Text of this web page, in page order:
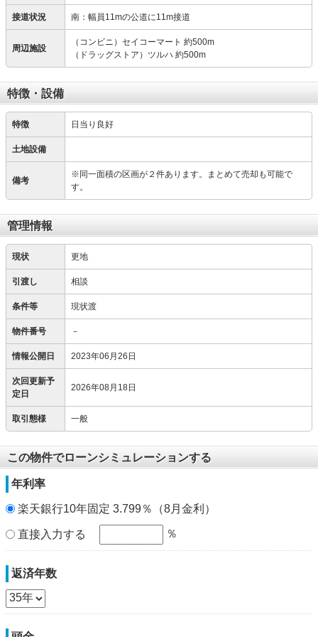
接道状況 南：幅員11mの公道に11m接道
周辺施設
（コンビニ）セイコーマート 約500m
（ドラッグストア）ツルハ 約500m
特徴・設備
特徴 日当り良好
土地設備
備考
※同一面積の区画が２件あります。まとめて売却も可能で
す。
管理情報
現状 更地
引渡し 相談
条件等 現状渡
物件番号 －
情報公開日 2023年06月26日
次回更新予
定日
2026年08月18日
取引態様 一般
この物件でローンシミュレーションする
年利率
楽天銀行10年固定 3.799％（8月金利）
直接入力する ％
返済年数